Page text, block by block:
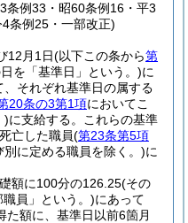
条例33・昭60条例16・平3
条例25・一部改正)
12月1日(以下この条から第
を「基準日」という。)に
それぞれ基準日の属する
20条の3第1項においてこ
)に支給する。
これらの基準
亡した職員(第23条第5項
に定める職員を除く。)に
額に100分の126.25(その
員」という。)にあって
た額に、基準日以前6箇月